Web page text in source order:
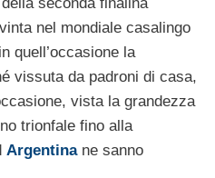
nel mondiale casalingo
quell’occasione la
vissuta da padroni di casa,
vista la grandezza
trionfale fino alla
Argentinane sanno